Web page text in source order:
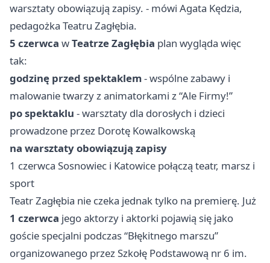
warsztaty obowiązują zapisy. - mówi Agata Kędzia,
pedagożka Teatru Zagłębia.
5 czerwca wTeatrze Zagłębia plan wygląda więc
tak:
godzinę przed spektaklem- wspólne zabawy i
malowanie twarzy z animatorkami z “Ale Firmy!”
po spektaklu - warsztaty dla dorosłych i dzieci
prowadzone przez Dorotę Kowalkowską
na warsztaty obowiązują zapisy
1 czerwca Sosnowiec i Katowice połączą teatr, marsz i
sport
Teatr Zagłębia nie czeka jednak tylko na premierę. Już
1 czerwca jego aktorzy i aktorki pojawią się jako
goście specjalni podczas “Błękitnego marszu”
organizowanego przez Szkołę Podstawową nr 6 im.